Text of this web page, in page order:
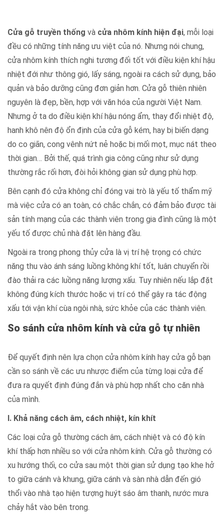
Cửa gỗ truyền thống và cửa nhôm kính hiện đại, mỗi loại
đều có những tính năng ưu việt của nó. Nhưng nói chung,
cửa nhôm kính thích nghi tương đối tốt với điều kiện khí hậu
nhiệt đới như thông gió, lấy sáng, ngoài ra cách sử dụng, bảo
quản và bảo dưỡng cũng đơn giản hơn. Cửa gỗ thiên nhiên
nguyên là đẹp, bền, hợp với văn hóa của người Việt Nam.
Nhưng ở ta do điều kiện khí hậu nóng ẩm, thay đổi nhiệt độ,
hanh khô nên độ ổn định của cửa gỗ kém, hay bị biến dạng
do co giãn, cong vênh nứt nẻ hoặc bị mối mọt, mục nát theo
thời gian… Bởi thế, quá trình gia công cũng như sử dụng
thường rắc rối hơn, đòi hỏi không gian sử dụng phù hợp.
Bên cạnh đó cửa không chỉ đóng vai trò là yếu tố thẩm mỹ
mà việc cửa có an toàn, có chắc chắn, có đảm bảo được tài
sản tính mạng của các thành viên trong gia đình cũng là một
yếu tố được chủ nhà đặt lên hàng đầu.
Ngoài ra trong phong thủy cửa là vị trí hệ trọng có chức
năng thu vào ánh sáng luồng không khí tốt, luân chuyển rồi
đào thải ra các luồng năng lượng xấu. Tuy nhiên nếu lắp đặt
không đúng kích thước hoặc vị trí có thể gây ra tác động
xấu tới vận khí cùa ngôi nhà, sức khỏe của các thành viên.
So sánh cửa nhôm kính và cửa gỗ tự nhiên
Để quyết định nên lựa chọn cửa nhôm kính hay cửa gỗ bạn
cần so sánh về các ưu nhược điểm của từng loại cửa để
đưa ra quyết định đúng đắn và phù hợp nhất cho căn nhà
của mình.
I. Khả năng cách âm, cách nhiệt, kín khít
Các loại cửa gỗ thường cách âm, cách nhiệt và có độ kín
khí thấp hơn nhiều so với cửa nhôm kính. Cửa gỗ thường có
xu hướng thối, co cửa sau một thời gian sử dụng tạo khe hở
to giữa cánh và khung, giữa cánh và sàn nhà dẫn đến gió
thổi vào nhà tạo hiện tượng huýt sáo âm thanh, nước mưa
chảy hắt vào bên trong.